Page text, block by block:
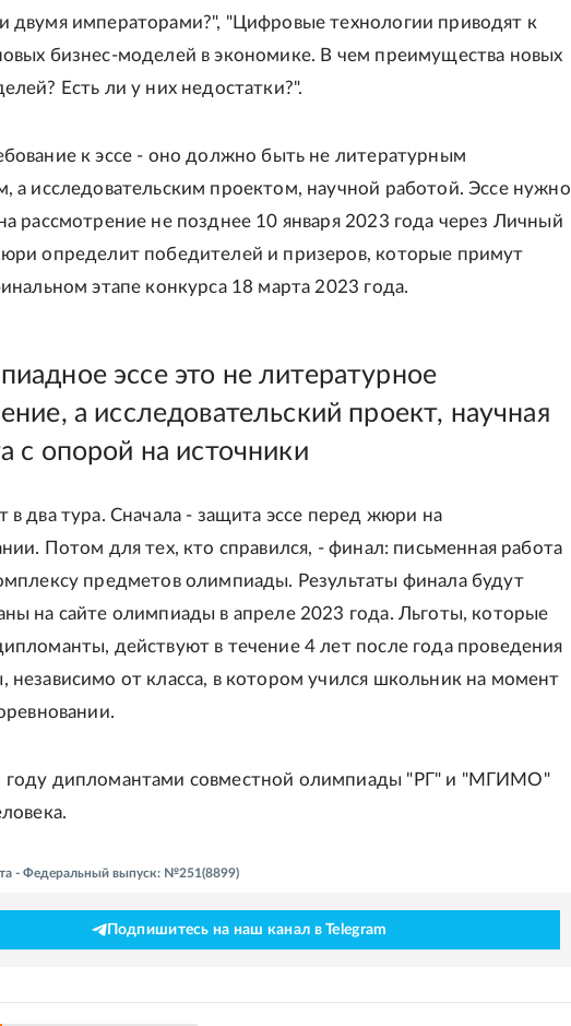
двумя императорами?", "Цифровые технологии приводят к
бизнес-моделей в экономике. В чем преимущества новых
Есть ли у них недостатки?".
к эссе - оно должно быть не литературным
а исследовательским проектом, научной работой. Эссе нужно
рассмотрение не позднее 10 января 2023 года через Личный
определит победителей и призеров, которые примут
этапе конкурса 18 марта 2023 года.
эссе это не литературное
а исследовательский проект, научная
с опорой на источники
в два тура. Сначала - защита эссе перед жюри на
Потом для тех, кто справился, - финал: письменная работа
предметов олимпиады. Результаты финала будут
на сайте олимпиады в апреле 2023 года. Льготы, которые
действуют в течение 4 лет после года проведения
независимо от класса, в котором учился школьник на момент
дипломантами совместной олимпиады "РГ" и "МГИМО"
- Федеральный выпуск: №251(8899)
Подпишитесь на наш канал в Telegram